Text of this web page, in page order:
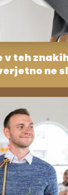
v teh
ne